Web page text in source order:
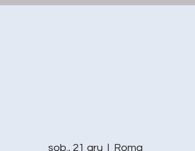
sob., 21 gru
  |
Roma